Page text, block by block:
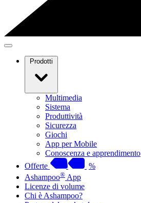
Prodotti
Multimedia
Sistema
Produttività
Sicurezza
Giochi
App per Mobile
Conoscenza e apprendimento
Offerte
%
Ashampoo® App
Licenze di volume
Chi è Ashampoo?